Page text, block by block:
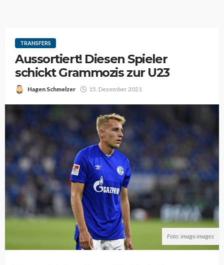
TRANSFERS
Aussortiert! Diesen Spieler
schickt Grammozis zur U23
Hagen Schmelzer 15. Dezember 2021
Foto: imago images